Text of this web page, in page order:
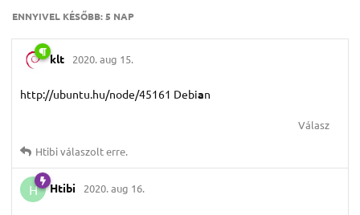
ENNYIVEL KÉSŐBB:5 NAP
klt 2020. aug 15.
http://ubuntu.hu/node/45161 Debian
Válasz
Htibiválaszolt erre.
H Htibi 2020. aug 16.